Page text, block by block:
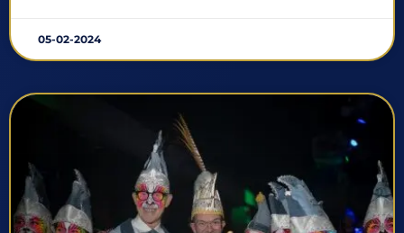
05-02-2024